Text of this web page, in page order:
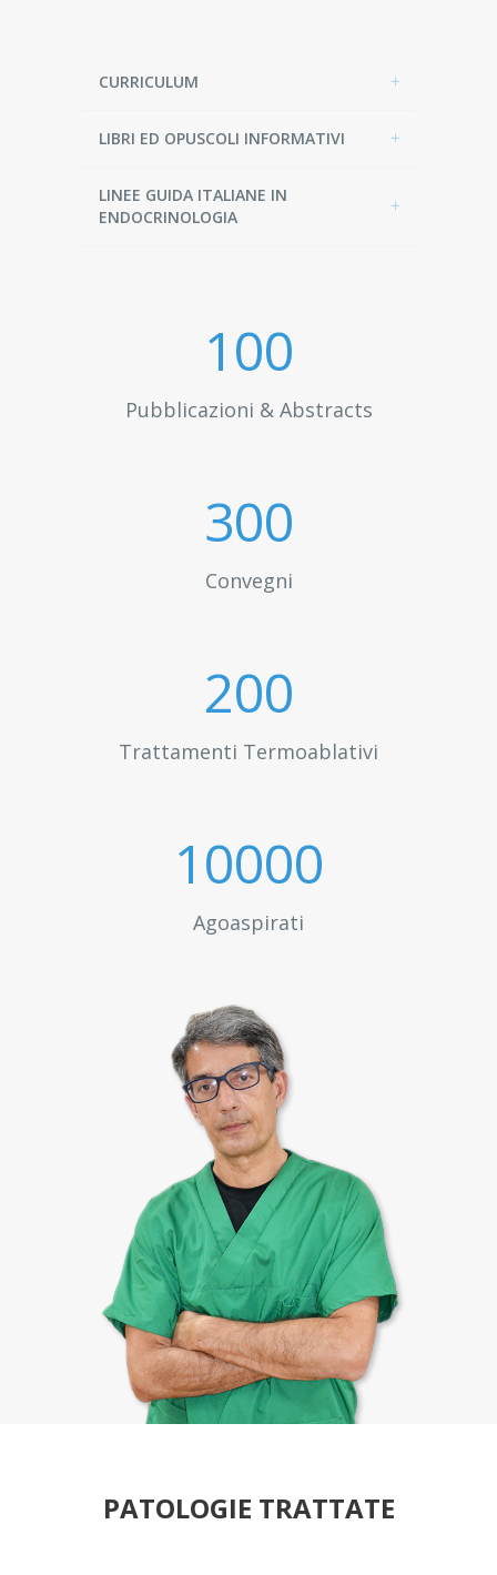
CURRICULUM
LIBRI ED OPUSCOLI INFORMATIVI
LINEE GUIDA ITALIANE IN
ENDOCRINOLOGIA
100
Pubblicazioni & Abstracts
300
Convegni
200
Trattamenti Termoablativi
10000
Agoaspirati
PATOLOGIE TRATTATE